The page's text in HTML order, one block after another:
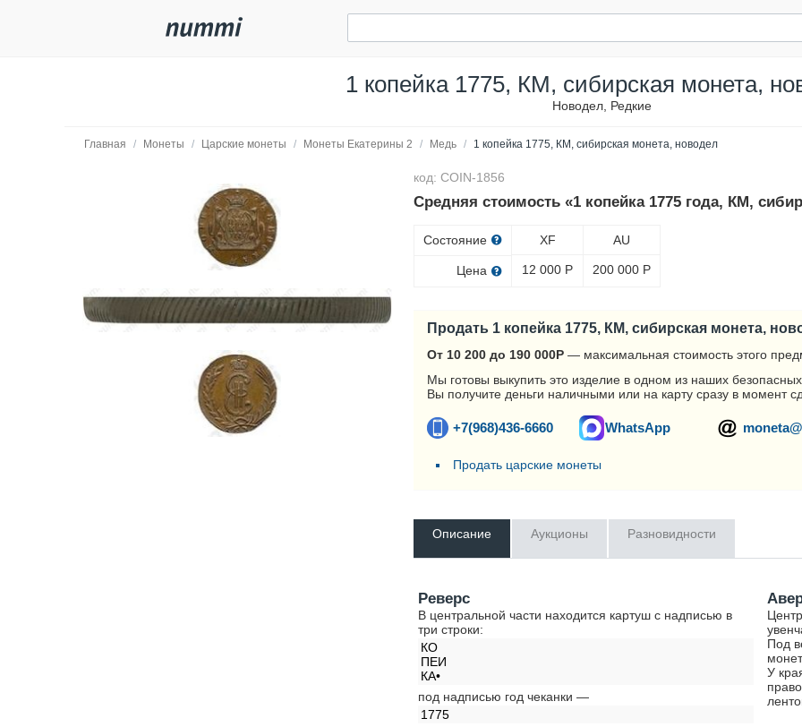
1 копейка 1775, КМ, сибирская монета,
Новодел, Редкие
Главная / Монеты / Царские монеты / Монеты Екатерины 2 / Медь / 1 копейка 1775, КМ, сибирская монета, новодел
код: COIN-1856
Средняя стоимость «1 копейка 1775 года, КМ,
Состояние
Цена
XF
12 000 Р
AU
200 000 Р
Продать 1 копейка 1775, КМ, сибирская монета,
От 10 200 до 190 000Р — максимальная стоимость этого
Мы готовы выкупить это изделие в одном из наших
Вы получите деньги наличными или на карту сразу в момент
+7(968)436-6660 WhatsApp
Продать царские монеты
Описание Аукционы Разновидности
Реверс
В центральной части находится картуш с надписью в
три строки:
КО
ПЕИ
КА•
под надписью год чеканки —
1775
Под
У